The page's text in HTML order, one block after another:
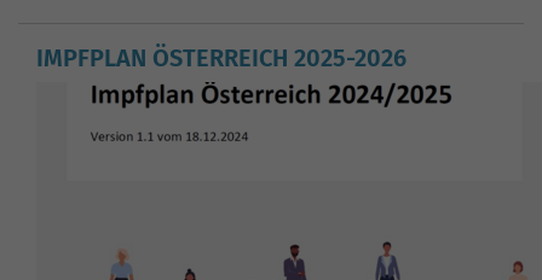
IMPFPLAN ÖSTERREICH 2025-2026